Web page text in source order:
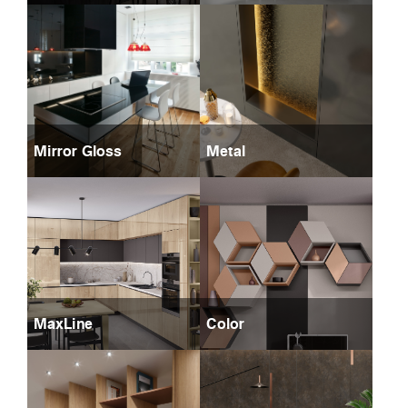
Mirror Gloss Metal
MaxLine Color